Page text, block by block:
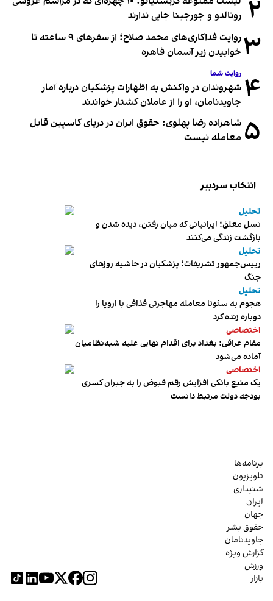
۲ رونالدو و جورجینا جایی ندارند
۳
روایت فداکاری‌های محمد صلاح؛ از سفرهای ۹ ساعته تا
خوابیدن زیر آسمان قاهره
۴ روایت شما
شهروندان در واکنش به اظهارات پزشکیان درباره آمار
جاویدنامان، او را از عاملان کشتار خواندند
۵ شاهزاده رضا پهلوی: حقوق ایران در دریای کاسپین قابل
معامله نیست
انتخاب سردبیر
تحلیل
نسل معلق؛ ایرانیانی که میان رفتن، دیده شدن و
بازگشت زندگی می‌کنند
تحلیل
رییس‌جمهور تشریفات؛ پزشکیان در حاشیه روزهای
جنگ
تحلیل
هجوم به سئوتا معامله مهاجرتی قذافی با اروپا را
دوباره زنده کرد
اختصاصی
مقام عراقی: بغداد برای اقدام نهایی علیه شبه‌نظامیان
آماده می‌شود
اختصاصی
یک منبع بانکی افزایش رقم قبوض را به جبران کسری
بودجه دولت مرتبط دانست
برنامه‌ها
تلویزیون
شنیداری
ایران
جهان
حقوق بشر
جاویدنامان
گزارش ویژه
ورزش
بازار